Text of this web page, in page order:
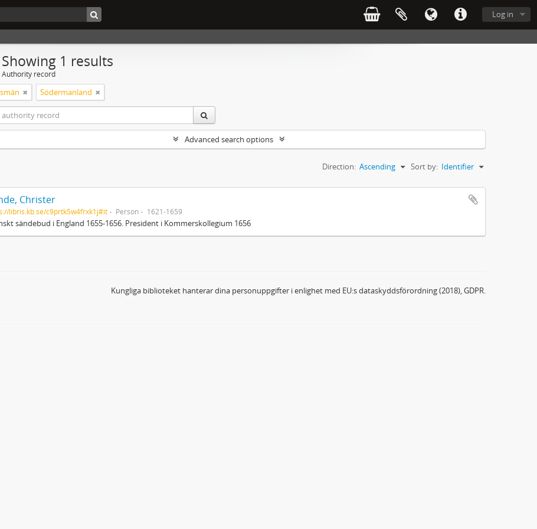
Log in
Showing 1 results
Authority record
Södermanland
Advanced search options
Sort by: Identifier
Direction: Ascending
Christer
libris.kb.se/c9prtk5w4frxk1j#it Person 1621-1659
sändebud i England 1655-1656. President i Kommerskollegium 1656
Kungliga biblioteket hanterar dina personuppgifter i enlighet med EU:s dataskyddsförordning (2018), GDPR.